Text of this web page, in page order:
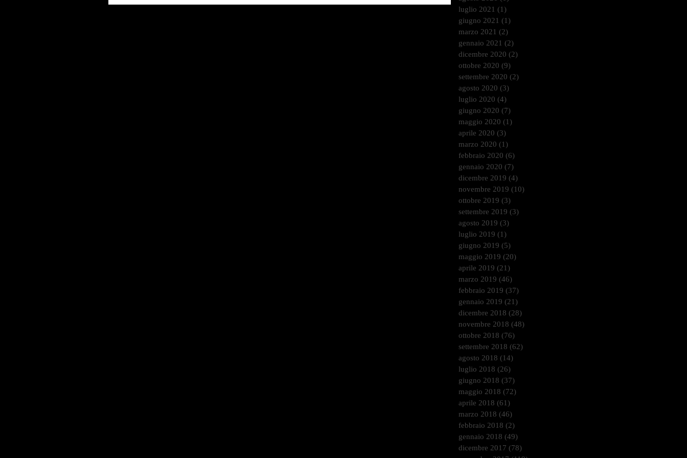
luglio 2021 (1)
giugno 2021 (1)
marzo 2021 (2)
gennaio 2021 (2)
dicembre 2020 (2)
ottobre 2020 (9)
settembre 2020 (2)
agosto 2020 (3)
luglio 2020 (4)
giugno 2020 (7)
maggio 2020 (1)
aprile 2020 (3)
marzo 2020 (1)
febbraio 2020 (6)
gennaio 2020 (7)
dicembre 2019 (4)
novembre 2019 (10)
ottobre 2019 (3)
settembre 2019 (3)
agosto 2019 (3)
luglio 2019 (1)
giugno 2019 (5)
maggio 2019 (20)
aprile 2019 (21)
marzo 2019 (46)
febbraio 2019 (37)
gennaio 2019 (21)
dicembre 2018 (28)
novembre 2018 (48)
ottobre 2018 (76)
settembre 2018 (62)
agosto 2018 (14)
luglio 2018 (26)
giugno 2018 (37)
maggio 2018 (72)
aprile 2018 (61)
marzo 2018 (46)
febbraio 2018 (2)
gennaio 2018 (49)
dicembre 2017 (78)